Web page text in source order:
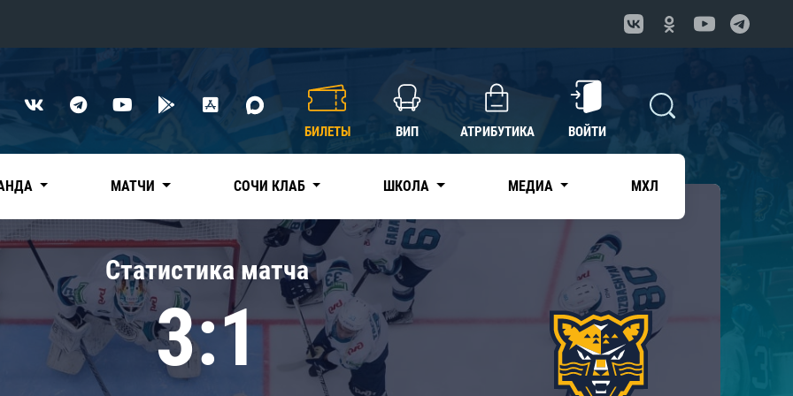
Нефтехимик
Дивизион Чернышева
Авангард
Адмирал
КХЛ
БИЛЕТЫ ВИП АТРИБУТИКА ВОЙТИ
МАТЧИ СОЧИ КЛАБ ШКОЛА МЕДИА МХЛ
Статистика матча
3:1